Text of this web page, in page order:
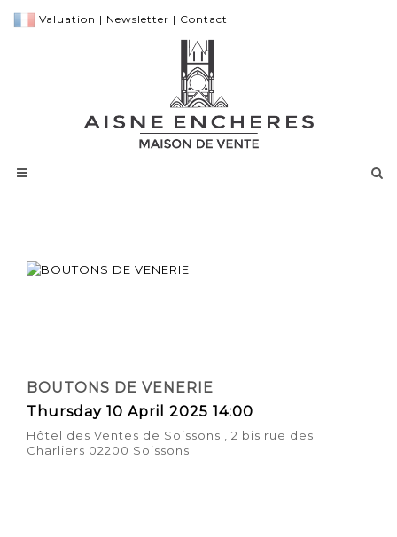
Valuation | Newsletter | Contact
BOUTONS DE VENERIE
Thursday 10 April 2025 14:00
Hôtel des Ventes de Soissons , 2 bis rue des
Charliers 02200 Soissons